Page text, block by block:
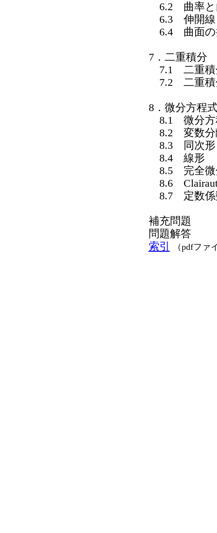
6.2 曲率と
6.3 伸開線
6.4 曲面の
7．二重積分
7.1 二重積
7.2 二重積
8．微分方程
8.1 微分方
8.2 変数分
8.3 同次形
8.4 線形
8.5 完全微
8.6 Clairaut
8.7 定数係
補充問題
問題解答
索引
（pdfファ